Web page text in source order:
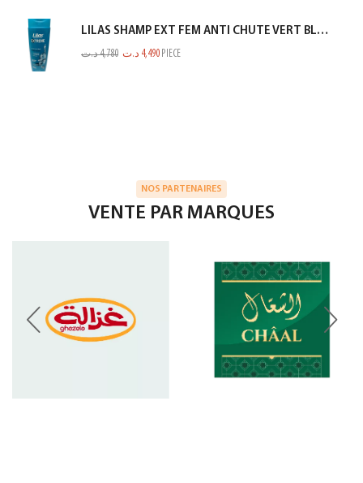
LILAS SHAMP EXT FEM ANTI CHUTE VERT BLEUTE 350ML
4,780د.ت 4,490 د.ت PIECE
NOS PARTENAIRES
VENTE PAR MARQUES